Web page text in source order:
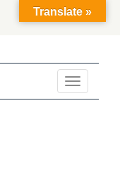
Toggle
navigation
Translate »